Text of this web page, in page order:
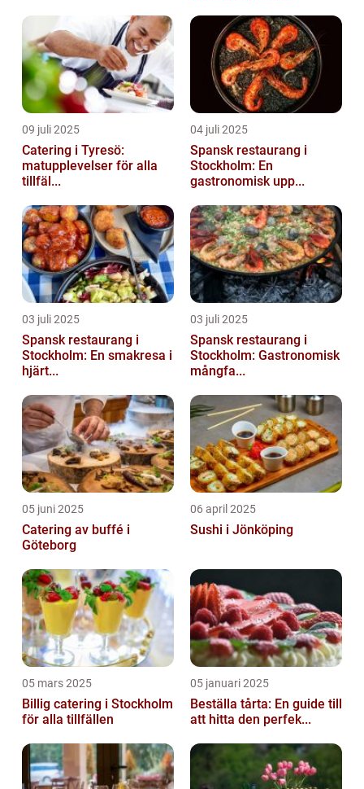
09 juli 2025
Catering i Tyresö:
matupplevelser för alla
tillfäl...
04 juli 2025
Spansk restaurang i
Stockholm: En
gastronomisk upp...
03 juli 2025
Spansk restaurang i
Stockholm: En smakresa i
hjärt...
03 juli 2025
Spansk restaurang i
Stockholm: Gastronomisk
mångfa...
05 juni 2025
Catering av buffé i
Göteborg
06 april 2025
Sushi i Jönköping
05 mars 2025
Billig catering i Stockholm
för alla tillfällen
05 januari 2025
Beställa tårta: En guide till
att hitta den perfek...